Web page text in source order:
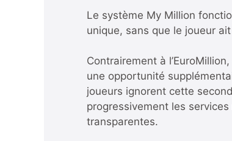
Le système My Million
unique, sans que le joueur
Contrairement à
une opportunité
joueurs ignorent cette
progressivement les services
transparentes.